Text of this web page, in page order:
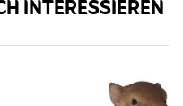
INTERESSIEREN